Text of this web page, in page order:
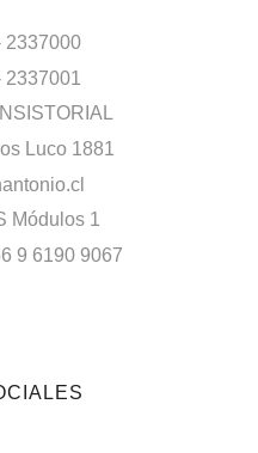
2337000
2337001
Luco 1881
Módulos 1
9 6190 9067